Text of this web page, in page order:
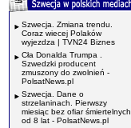
Szwecja. Zmiana trendu.
Coraz wiecej Polaków
wyjezdza | TVN24 Biznes
Cła Donalda Trumpa .
Szwedzki producent
zmuszony do zwolnień -
PolsatNews.pl
Szwecja. Dane o
strzelaninach. Pierwszy
miesiąc bez ofiar śmiertelnych
od 8 lat - PolsatNews.pl